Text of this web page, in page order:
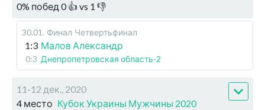
0% побед 0👍 vs 1 👎
30.01 . Финал Четвертьфинал
1:3 Малов Александр
0:3 Днепропетровская область-2
11-12 дек., 2020
4 место Кубок Украины Мужчины 2020